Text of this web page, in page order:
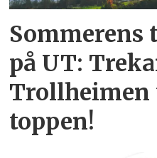
på UT:
Trollheimen
toppen!